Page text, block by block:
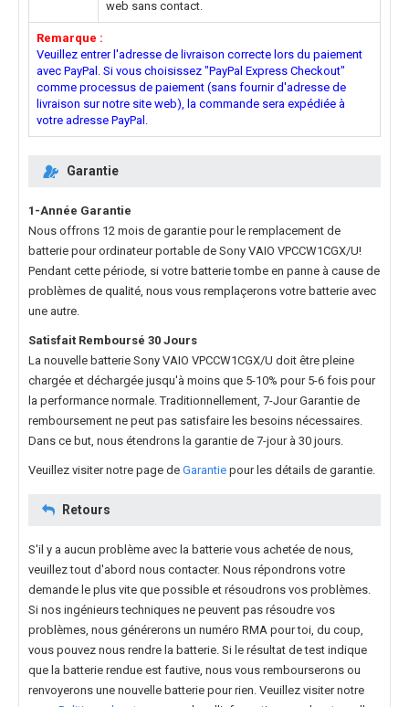
web sans contact.
Remarque :
Veuillez entrer l'adresse de livraison correcte lors du paiement
avec PayPal. Si vous choisissez "PayPal Express Checkout"
comme processus de paiement (sans fournir d'adresse de
livraison sur notre site web), la commande sera expédiée à
votre adresse PayPal.
Garantie
1-Année Garantie
Nous offrons 12 mois de garantie pour le remplacement de
batterie pour ordinateur portable de Sony VAIO VPCCW1CGX/U!
Pendant cette période, si votre batterie tombe en panne à cause de
problèmes de qualité, nous vous remplaçerons votre batterie avec
une autre.
Satisfait Remboursé 30 Jours
La nouvelle batterie Sony VAIO VPCCW1CGX/U doit être pleine
chargée et déchargée jusqu'à moins que 5-10% pour 5-6 fois pour
la performance normale. Traditionnellement, 7-Jour Garantie de
remboursement ne peut pas satisfaire les besoins nécessaires.
Dans ce but, nous étendrons la garantie de 7-jour à 30 jours.
Veuillez visiter notre page de Garantie pour les détails de garantie.
Retours
S'il y a aucun problème avec la batterie vous achetée de nous,
veuillez tout d'abord nous contacter. Nous répondrons votre
demande le plus vite que possible et résoudrons vos problèmes.
Si nos ingénieurs techniques ne peuvent pas résoudre vos
problèmes, nous générerons un numéro RMA pour toi, du coup,
vous pouvez nous rendre la batterie. Si le résultat de test indique
que la batterie rendue est fautive, nous vous rembourserons ou
renvoyerons une nouvelle batterie pour rien. Veuillez visiter notre